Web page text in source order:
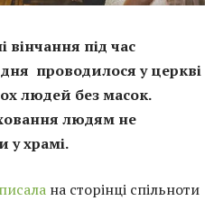
під час
проводилося у церкві
людей без масок.
людям не
у храмі.
на сторінці спільноти